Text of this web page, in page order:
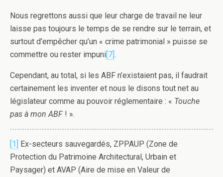
Nous regrettons aussi que leur charge de travail ne leur
laisse pas toujours le temps de se rendre sur le terrain, et
surtout d’empêcher qu’un « crime patrimonial » puisse se
commettre ou rester impuni[7].
Cependant, au total, si les ABF n’existaient pas, il faudrait
certainement les inventer et nous le disons tout net au
législateur comme au pouvoir réglementaire : « Touche
pas à mon ABF! ».
[1] Ex-secteurs sauvegardés, ZPPAUP (Zone de
Protection du Patrimoine Architectural, Urbain et
Paysager) et AVAP (Aire de mise en Valeur de